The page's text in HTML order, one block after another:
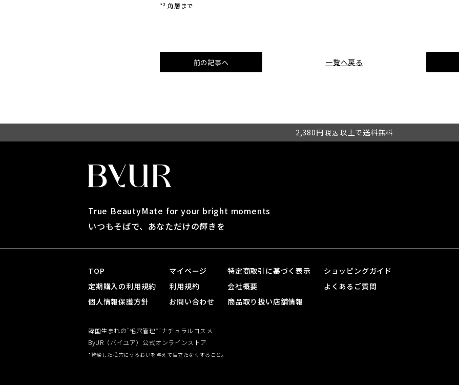
*³ 角層まで
前の記事へ 一覧へ戻る
2,380円 税込 以上で送料無料
True BeautyMate for your bright moments
いつもそばで、あなただけの輝きを
TOP
定期購入の利用規約
個人情報保護方針
マイページ
利用規約
お問い合わせ
特定商取引に基づく表示
会社概要
商品取り扱い店舗情報
ショッピングガイド
よくあるご質問
韓国生まれの"毛穴管理*"ナチュラルコスメ
ByUR（バイユア）公式オンラインストア
*乾燥した毛穴にうるおいを与えて目立たなくすること。